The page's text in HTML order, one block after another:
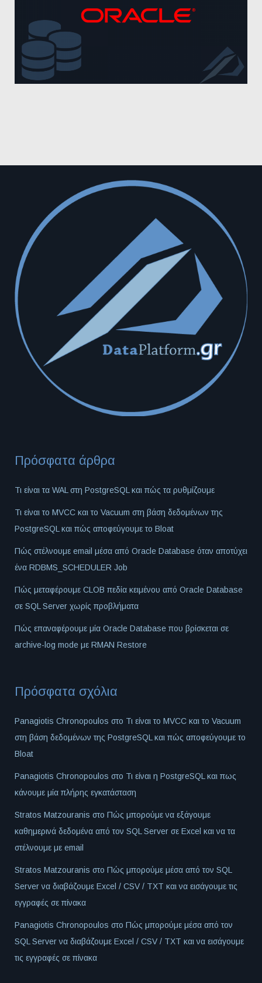
Πρόσφατα άρθρα
Τι είναι τα WAL στη PostgreSQL και πώς τα ρυθμίζουμε
Τι είναι το MVCC και το Vacuum στη βάση δεδομένων της
PostgreSQL και πώς αποφεύγουμε το Bloat
Πώς στέλνουμε email μέσα από Oracle Database όταν αποτύχει
ένα RDBMS_SCHEDULER Job
Πώς μεταφέρουμε CLOB πεδία κειμένου από Oracle Database
σε SQL Server χωρίς προβλήματα
Πώς επαναφέρουμε μία Oracle Database που βρίσκεται σε
archive-log mode με RMAN Restore
Πρόσφατα σχόλια
Panagiotis Chronopoulos στο Τι είναι το MVCC και το Vacuum
στη βάση δεδομένων της PostgreSQL και πώς αποφεύγουμε το
Bloat
Panagiotis Chronopoulos στο Τι είναι η PostgreSQL και πως
κάνουμε μία πλήρης εγκατάσταση
Stratos Matzouranis στο Πώς μπορούμε να εξάγουμε
καθημερινά δεδομένα από τον SQL Server σε Excel και να τα
στέλνουμε με email
Stratos Matzouranis στο Πώς μπορούμε μέσα από τον SQL
Server να διαβάζουμε Excel / CSV / TXT και να εισάγουμε τις
εγγραφές σε πίνακα
Panagiotis Chronopoulos στο Πώς μπορούμε μέσα από τον
SQL Server να διαβάζουμε Excel / CSV / TXT και να εισάγουμε
τις εγγραφές σε πίνακα